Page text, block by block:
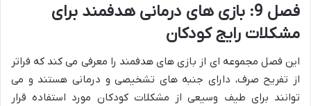
فصل 9: بازی های درمانی هدفمند برای
مشکلات رایج کودکان
این فصل مجموعه ای از بازی های هدفمند را معرفی می کند که فراتر
از تفریح صرف، دارای جنبه های تشخیصی و درمانی هستند و می
توانند برای طیف وسیعی از مشکلات کودکان مورد استفاده قرار